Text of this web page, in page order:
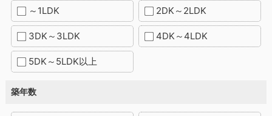
～1LDK 2DK～2LDK
3DK～3LDK 4DK～4LDK
5DK～5LDK以上
築年数